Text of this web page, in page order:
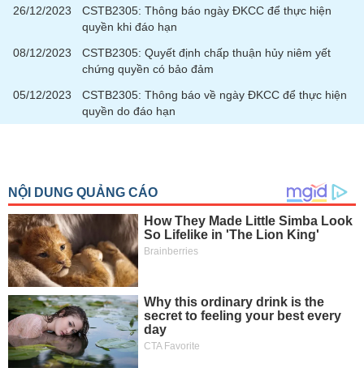
26/12/2023
CSTB2305: Thông báo ngày ĐKCC để thực hiện
quyền khi đáo hạn
08/12/2023
CSTB2305: Quyết định chấp thuận hủy niêm yết
chứng quyền có bảo đảm
05/12/2023
CSTB2305: Thông báo về ngày ĐKCC để thực hiện
quyền do đáo hạn